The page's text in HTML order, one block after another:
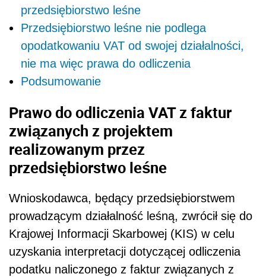
przedsiębiorstwo leśne
Przedsiębiorstwo leśne nie podlega
opodatkowaniu VAT od swojej działalności,
nie ma więc prawa do odliczenia
Podsumowanie
Prawo do odliczenia VAT z faktur
związanych z projektem
realizowanym przez
przedsiębiorstwo leśne
Wnioskodawca, będący przedsiębiorstwem
prowadzącym działalność leśną, zwrócił się do
Krajowej Informacji Skarbowej (KIS) w celu
uzyskania interpretacji dotyczącej odliczenia
podatku naliczonego z faktur związanych z